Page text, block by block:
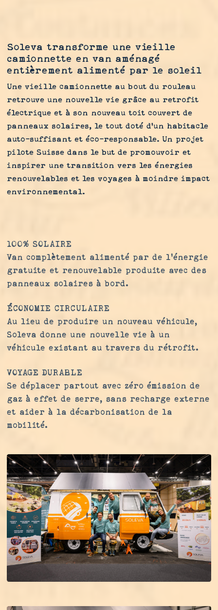
Soleva transforme une vieille
camionnette en van aménagé
entièrement alimenté par le soleil
Une vieille camionnette au bout du rouleau
retrouve une nouvelle vie grâce au retrofit
électrique et à son nouveau toit couvert de
panneaux solaires, le tout doté d'un habitacle
auto-suffisant et éco-responsable. Un projet
pilote Suisse dans le but de promouvoir et
inspirer une transition vers les énergies
renouvelables et les voyages à moindre impact
environnemental.
100% SOLAIRE
Van complètement alimenté par de l'énergie
gratuite et renouvelable produite avec des
panneaux solaires à bord.
ÉCONOMIE CIRCULAIRE
Au lieu de produire un nouveau véhicule,
Soleva donne une nouvelle vie à un
véhicule existant au travers du rétrofit.
VOYAGE DURABLE
Se déplacer partout avec zéro émission de
gaz à effet de serre, sans recharge externe
et aider à la décarbonisation de la
mobilité.